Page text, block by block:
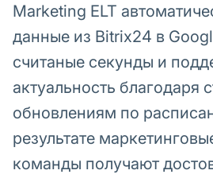
Marketing ELT
данные из Bitrix24 в
считаные секунды и
актуальность благодаря
обновлениям по
результате
команды получают